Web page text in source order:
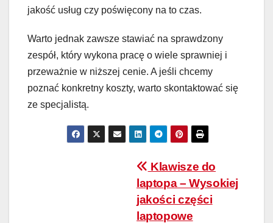
jakość usług czy poświęcony na to czas.
Warto jednak zawsze stawiać na sprawdzony
zespół, który wykona pracę o wiele sprawniej i
przeważnie w niższej cenie. A jeśli chcemy
poznać konkretny koszty, warto skontaktować się
ze specjalistą.
Klawisze do
laptopa – Wysokiej
jakości części
laptopowe